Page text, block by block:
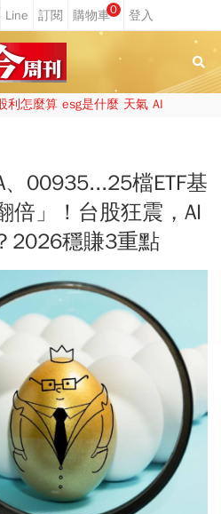
0
利怎麼算 esg是什麼 天氣 AI
00935...25檔ETF基
倍」！台股狂震，AI
2026穩賺3重點